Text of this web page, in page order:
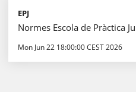
EPJ
Normes Escola de Pràctica
Mon Jun 22 18:00:00 CEST 2026